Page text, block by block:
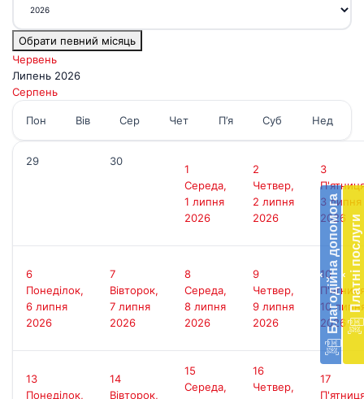
‹Благодійна допомогав
‹ Платні послуги
Обрати певний місяць
Червень
Липень 2026
Серпень
Пон Вів Сер Чет П’я Суб Нед
29 30
1
Середа,
1 липня
2026
2
Четвер,
2 липня
2026
3
3 липня
2026
6
Понеділок,
6 липня
2026
7
Вівторок,
7 липня
2026
8
Середа,
8 липня
2026
9
Четвер,
9 липня
2026
10
10
2026
13
Понеділок,
14
Вівторок,
15
Середа,
16
Четвер,
17